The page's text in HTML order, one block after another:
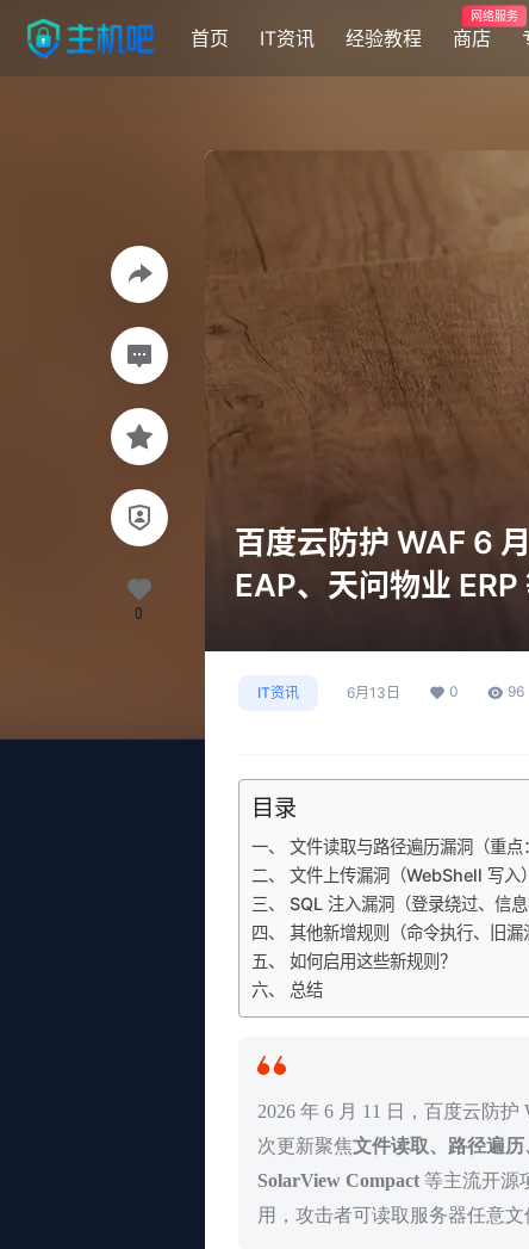
首页 IT资讯 经验教程 商店
网络服务
百度云防护 WAF 6
EAP、天问物业
IT资讯 6月13日 0 96
目录
一、 文件读取与路径遍历漏洞（重点
二、 文件上传漏洞（WebShell 写入）
三、 SQL 注入漏洞（登录绕过、信息
四、 其他新增规则（命令执行、旧漏
五、 如何启用这些新规则？
六、 总结
2026 年 6 月 11 日，百度云防
次更新聚焦文件读取、路径遍
SolarView Compact 等主流开源
用，攻击者可读取服务器任意
0